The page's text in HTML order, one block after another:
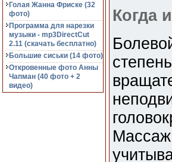
Голая Жанна Фриске (32
фото)
Программа для нарезки
музыки - mp3DirectCut
2.11 (cкачать бесплатно)
Большие сиськи (14 фото)
Откровенные фото Анны
Чапман (40 фото + 2
видео)
Когда